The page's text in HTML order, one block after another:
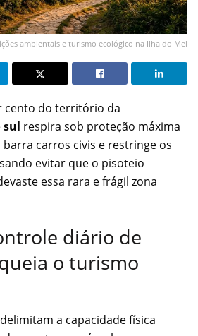
ambientais e turismo ecológico na Ilha do Mel
cento do território da
sul respira sob proteção máxima
barra carros civis e restringe os
evitar que o pisoteio
essa rara e frágil zona
diário de
o turismo
a capacidade física